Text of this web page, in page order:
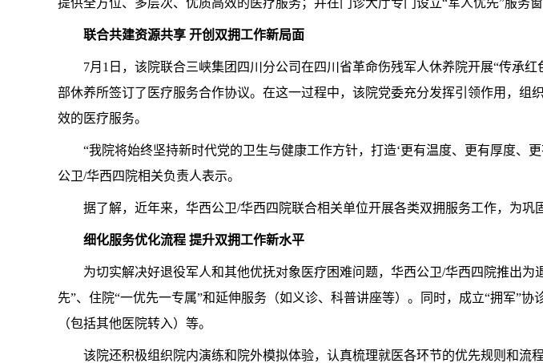
提供全方位、多层次、优质高效的医疗服务；并在门诊大厅专门设立“军人优先”服务
联合共建资源共享 开创双拥工作新局面
7月1日，该院联合三峡集团四川分公司在四川省革命伤残军人休养院开展“传承
部休养所签订了医疗服务合作协议。在这一过程中，该院党委充分发挥引领作用，
效的医疗服务。
“我院将始终坚持新时代党的卫生与健康工作方针，打造‘更有温度、更有厚度、
公卫/华西四院相关负责人表示。
据了解，近年来，华西公卫/华西四院联合相关单位开展各类双拥服务工作，为巩
细化服务优化流程 提升双拥工作新水平
为切实解决好退役军人和其他优抚对象医疗困难问题，华西公卫/华西四院推出
先”、住院“一优先一专属”和延伸服务（如义诊、科普讲座等）。同时，成立“拥军”
（包括其他医院转入）等。
该院还积极组织院内演练和院外模拟体验，认真梳理就医各环节的优先规则和流